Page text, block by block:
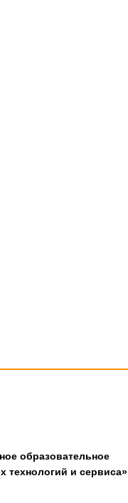
образовательное
технологий и сервиса»